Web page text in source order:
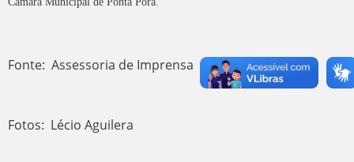
Fonte: Assessoria de Imprensa
Fotos: Lécio Aguilera